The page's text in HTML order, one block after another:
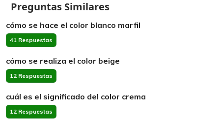
Preguntas Similares
cómo se hace el color blanco marfil
41 Respuestas
cómo se realiza el color beige
12 Respuestas
cuál es el significado del color crema
12 Respuestas